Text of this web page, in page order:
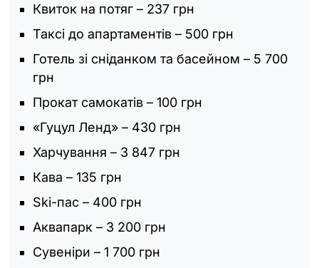
Квиток на потяг – 237 грн
Таксі до апартаментів – 500 грн
Готель зі сніданком та басейном – 5 700
грн
Прокат самокатів – 100 грн
«Гуцул Ленд» – 430 грн
Харчування – 3 847 грн
Кава – 135 грн
Ski-пас – 400 грн
Аквапарк – 3 200 грн
Сувеніри – 1 700 грн